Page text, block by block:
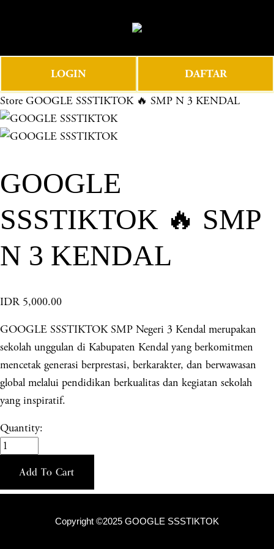
e
e
n
u
LOGIN DAFTAR
Store GOOGLE SSSTIKTOK 🔥 SMP N 3 KENDAL
GOOGLE
SSSTIKTOK 🔥 SMP
N 3 KENDAL
IDR 5,000.00
GOOGLE SSSTIKTOK SMP Negeri 3 Kendal merupakan
sekolah unggulan di Kabupaten Kendal yang berkomitmen
mencetak generasi berprestasi, berkarakter, dan berwawasan
global melalui pendidikan berkualitas dan kegiatan sekolah
yang inspiratif.
Quantity:
Add To Cart
Copyright ©2025 GOOGLE SSSTIKTOK